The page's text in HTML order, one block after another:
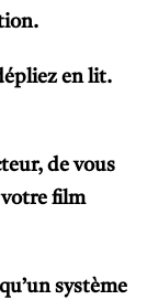
en lit.
de vous
votre film
système